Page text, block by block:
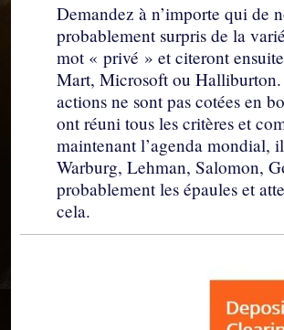
Demandez à n’importe qui de
probablement surpris de la
mot « privé » et citeront
Mart, Microsoft ou Halliburton.
actions ne sont pas cotées en
ont réuni tous les critères et
maintenant l’agenda
Warburg, Lehman, Salomon,
probablement les épaules et
cela.